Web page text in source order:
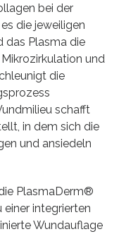
bei der
die jeweiligen
das Plasma die
und
die
schafft
in dem sich die
und ansiedeln
PlasmaDerm®
integrierten
Wundauflage